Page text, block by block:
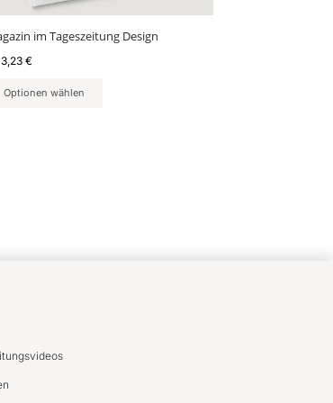
im Tageszeitung Design
3,23 €
Optionen wählen